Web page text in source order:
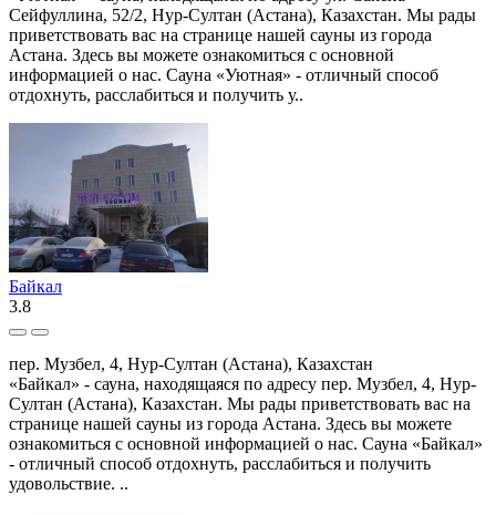
Сейфуллина, 52/2, Нур-Султан (Астана), Казахстан. Мы рады
приветствовать вас на странице нашей сауны из города
Астана. Здесь вы можете ознакомиться с основной
информацией о нас. Сауна «Уютная» - отличный способ
отдохнуть, расслабиться и получить у..
Байкал
3.8
пер. Музбел, 4, Нур-Султан (Астана), Казахстан
«Байкал» - сауна, находящаяся по адресу пер. Музбел, 4, Нур-
Султан (Астана), Казахстан. Мы рады приветствовать вас на
странице нашей сауны из города Астана. Здесь вы можете
ознакомиться с основной информацией о нас. Сауна «Байкал»
- отличный способ отдохнуть, расслабиться и получить
удовольствие. ..